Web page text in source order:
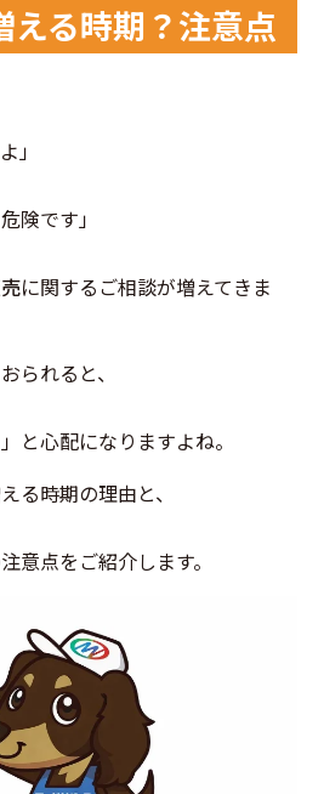
える時期？注意点
」
険です」
に関するご相談が増えてきま
られると、
と心配になりますよね。
る時期の理由と、
意点をご紹介します。